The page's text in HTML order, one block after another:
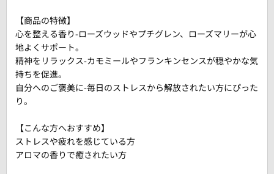
【商品の特徴】
心を整える香り-ローズウッドやプチグレン、ローズマリーが心
地よくサポート。
精神をリラックス-カモミールやフランキンセンスが穏やかな気
持ちを促進。
自分へのご褒美に-毎日のストレスから解放されたい方にぴった
り。
【こんな方へおすすめ】
ストレスや疲れを感じている方
アロマの香りで癒されたい方